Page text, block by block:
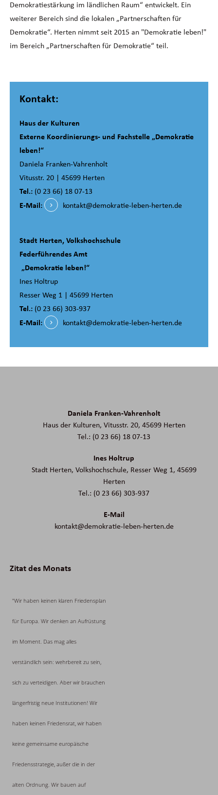
Demokratiestärkung im ländlichen Raum“ entwickelt. Ein
weiterer Bereich sind die lokalen „Partnerschaften für
Demokratie“. Herten nimmt seit 2015 an "Demokratie leben!"
im Bereich „Partnerschaften für Demokratie“ teil.
Kontakt:
Haus der Kulturen
Externe Koordinierungs- und Fachstelle „Demokratie
leben!“
Daniela Franken-Vahrenholt
Vitusstr. 20 | 45699 Herten
Tel.: (0 23 66) 18 07-13
E-Mail:
kontakt@demokratie-leben-herten.de
Stadt Herten, Volkshochschule
Federführendes Amt
„Demokratie leben!“
Ines Holtrup
Resser Weg 1 | 45699 Herten
Tel.: (0 23 66) 303-937
E-Mail:
kontakt@demokratie-leben-herten.de
Daniela Franken-Vahrenholt
Haus der Kulturen, Vitusstr. 20, 45699 Herten
Tel.: (0 23 66) 18 07-13
Ines Holtrup
Stadt Herten, Volkshochschule, Resser Weg 1, 45699
Herten
Tel.: (0 23 66) 303-937
E-Mail
kontakt@demokratie-leben-herten.de
Zitat des Monats
"Wir haben keinen klaren Friedensplan
für Europa. Wir denken an Aufrüstung
im Moment. Das mag alles
verständlich sein: wehrbereit zu sein,
sich zu verteidigen. Aber wir brauchen
längerfristig neue Institutionen! Wir
haben keinen Friedensrat, wir haben
keine gemeinsame europäische
Friedensstrategie, außer die in der
alten Ordnung. Wir bauen auf